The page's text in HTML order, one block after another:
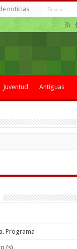
noticias
Juventud Antiguas
Programa
(s)